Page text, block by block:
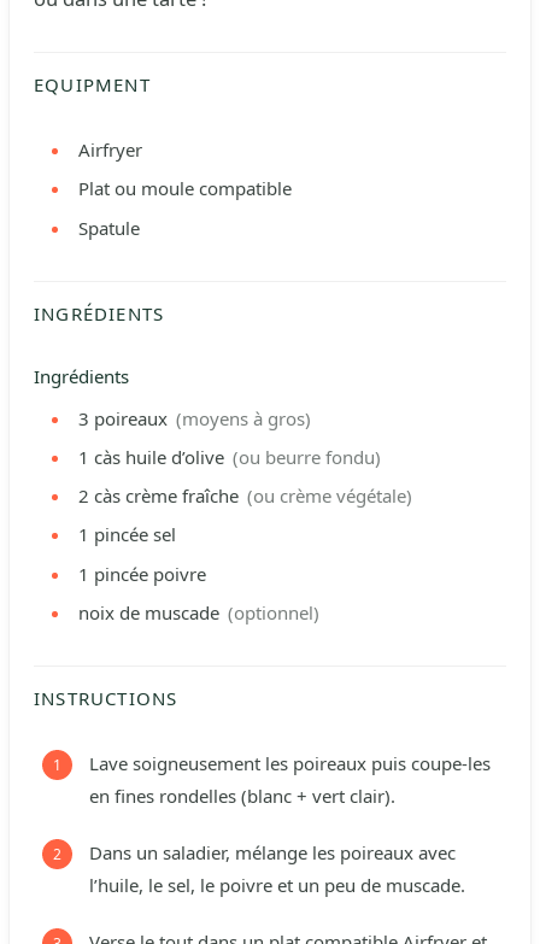
EQUIPMENT
Airfryer
Plat ou moule compatible
Spatule
INGRÉDIENTS
Ingrédients
3 poireaux (moyens à gros)
1 càs huile d’olive (ou beurre fondu)
2 càs crème fraîche (ou crème végétale)
1 pincée sel
1 pincée poivre
noix de muscade (optionnel)
INSTRUCTIONS
Lave soigneusement les poireaux puis coupe-les
en fines rondelles (blanc + vert clair).
Dans un saladier, mélange les poireaux avec
l’huile, le sel, le poivre et un peu de muscade.